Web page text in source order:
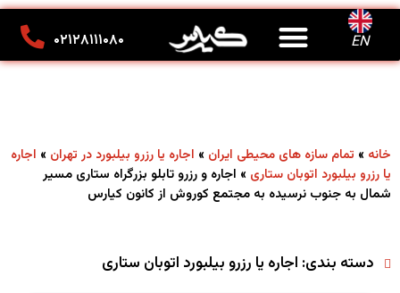
EN ۰۲۱۲۸۱۱۱۰۸۰
خانه » تمام سازه های محیطی ایران » اجاره یا رزرو بیلبورد در تهران » اجاره
یا رزرو بیلبورد اتوبان ستاری » اجاره و رزرو تابلو بزرگراه ستاری مسیر
شمال به جنوب نرسیده به مجتمع کوروش از کانون کیارس
دسته بندی: اجاره یا رزرو بیلبورد اتوبان ستاری